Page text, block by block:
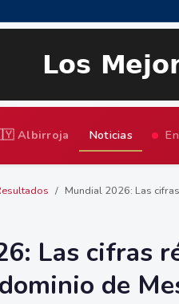
Albirroja Noticias
Mundial 2026: Las
Las cifras
de